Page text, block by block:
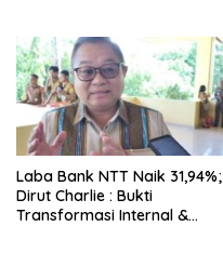
Laba Bank NTT Naik 31,94%;
Dirut Charlie : Bukti
Transformasi Internal &